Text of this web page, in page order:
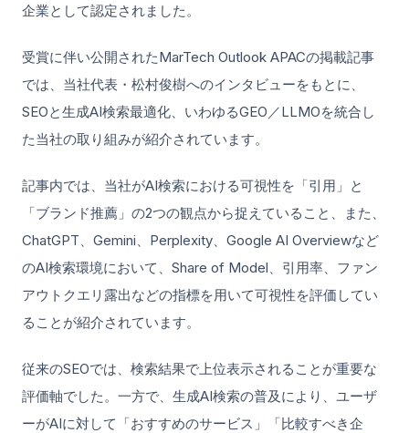
企業として認定されました。
受賞に伴い公開されたMarTech Outlook APACの掲載記事
では、当社代表・松村俊樹へのインタビューをもとに、
SEOと生成AI検索最適化、いわゆるGEO／LLMOを統合し
た当社の取り組みが紹介されています。
記事内では、当社がAI検索における可視性を「引用」と
「ブランド推薦」の2つの観点から捉えていること、また、
ChatGPT、Gemini、Perplexity、Google AI Overviewなど
のAI検索環境において、Share of Model、引用率、ファン
アウトクエリ露出などの指標を用いて可視性を評価してい
ることが紹介されています。
従来のSEOでは、検索結果で上位表示されることが重要な
評価軸でした。一方で、生成AI検索の普及により、ユーザ
ーがAIに対して「おすすめのサービス」「比較すべき企